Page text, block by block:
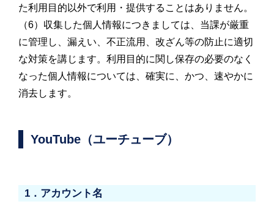
た利用目的以外で利用・提供することはありません。
（6）収集した個人情報につきましては、当課が厳重
に管理し、漏えい、不正流用、改ざん等の防止に適切
な対策を講じます。利用目的に関し保存の必要のなく
なった個人情報については、確実に、かつ、速やかに
消去します。
YouTube（ユーチューブ）
1．アカウント名